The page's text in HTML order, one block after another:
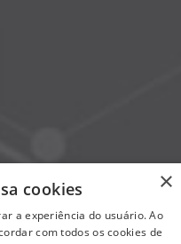
×
cookies
a experiência do usuário. Ao
com todos os cookies de